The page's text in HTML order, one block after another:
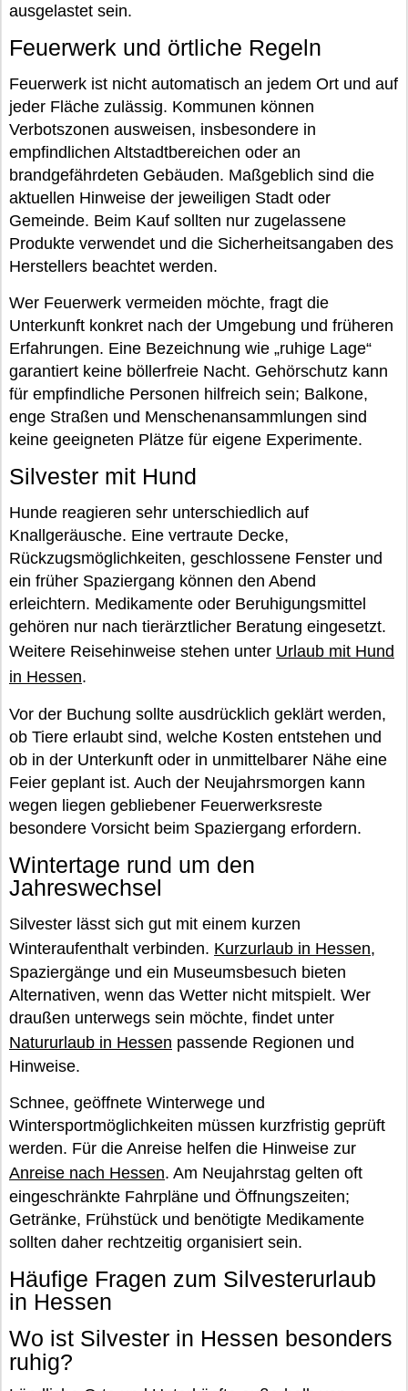
ausgelastet sein.
Feuerwerk und örtliche Regeln
Feuerwerk ist nicht automatisch an jedem Ort und auf
jeder Fläche zulässig. Kommunen können
Verbotszonen ausweisen, insbesondere in
empfindlichen Altstadtbereichen oder an
brandgefährdeten Gebäuden. Maßgeblich sind die
aktuellen Hinweise der jeweiligen Stadt oder
Gemeinde. Beim Kauf sollten nur zugelassene
Produkte verwendet und die Sicherheitsangaben des
Herstellers beachtet werden.
Wer Feuerwerk vermeiden möchte, fragt die
Unterkunft konkret nach der Umgebung und früheren
Erfahrungen. Eine Bezeichnung wie „ruhige Lage“
garantiert keine böllerfreie Nacht. Gehörschutz kann
für empfindliche Personen hilfreich sein; Balkone,
enge Straßen und Menschenansammlungen sind
keine geeigneten Plätze für eigene Experimente.
Silvester mit Hund
Hunde reagieren sehr unterschiedlich auf
Knallgeräusche. Eine vertraute Decke,
Rückzugsmöglichkeiten, geschlossene Fenster und
ein früher Spaziergang können den Abend
erleichtern. Medikamente oder Beruhigungsmittel
gehören nur nach tierärztlicher Beratung eingesetzt.
Weitere Reisehinweise stehen unter Urlaub mit Hund
in Hessen.
Vor der Buchung sollte ausdrücklich geklärt werden,
ob Tiere erlaubt sind, welche Kosten entstehen und
ob in der Unterkunft oder in unmittelbarer Nähe eine
Feier geplant ist. Auch der Neujahrsmorgen kann
wegen liegen gebliebener Feuerwerksreste
besondere Vorsicht beim Spaziergang erfordern.
Wintertage rund um den
Jahreswechsel
Silvester lässt sich gut mit einem kurzen
Winteraufenthalt verbinden. Kurzurlaub in Hessen,
Spaziergänge und ein Museumsbesuch bieten
Alternativen, wenn das Wetter nicht mitspielt. Wer
draußen unterwegs sein möchte, findet unter
Natururlaub in Hessen passende Regionen und
Hinweise.
Schnee, geöffnete Winterwege und
Wintersportmöglichkeiten müssen kurzfristig geprüft
werden. Für die Anreise helfen die Hinweise zur
Anreise nach Hessen. Am Neujahrstag gelten oft
eingeschränkte Fahrpläne und Öffnungszeiten;
Getränke, Frühstück und benötigte Medikamente
sollten daher rechtzeitig organisiert sein.
Häufige Fragen zum Silvesterurlaub
in Hessen
Wo ist Silvester in Hessen besonders
ruhig?